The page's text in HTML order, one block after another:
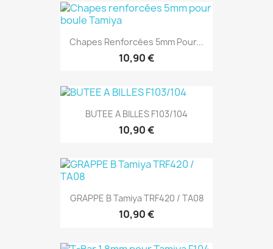
Chapes Renforcées 5mm Pour...
10,90 €
BUTEE A BILLES F103/104
10,90 €
GRAPPE B Tamiya TRF420 / TA08
10,90 €